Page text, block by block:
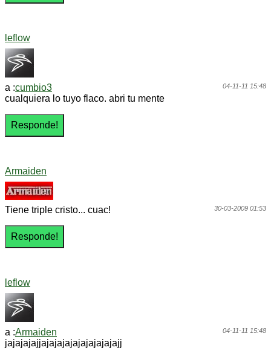
leflow
04-11-11 15:48
a :cumbio3
cualquiera lo tuyo flaco. abri tu mente
Armaiden
30-03-2009 01:53
Tiene triple cristo... cuac!
leflow
04-11-11 15:48
a :Armaiden
jajajajajjajajajajajajajajajajj